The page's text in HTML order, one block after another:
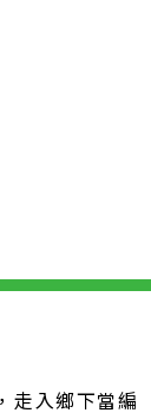
走入鄉下當編